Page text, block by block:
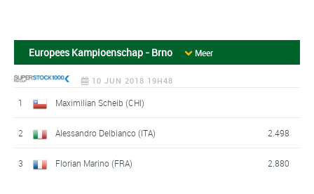
Europees Kampioenschap - Brno Meer
10 JUN 2018 19H48
1 Maximilian Scheib (CHI)
2 Alessandro Delbianco (ITA) 2.498
3 Florian Marino (FRA) 2.880